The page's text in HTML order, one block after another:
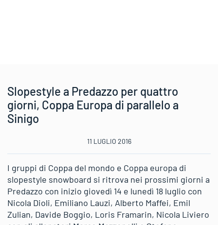
Slopestyle a Predazzo per quattro
giorni, Coppa Europa di parallelo a
Sinigo
11 LUGLIO 2016
I gruppi di Coppa del mondo e Coppa europa di
slopestyle snowboard si ritrova nei prossimi giorni a
Predazzo con inizio giovedì 14 e lunedì 18 luglio con
Nicola Dioli, Emiliano Lauzi, Alberto Maffei, Emil
Zulian, Davide Boggio, Loris Framarin, Nicola Liviero